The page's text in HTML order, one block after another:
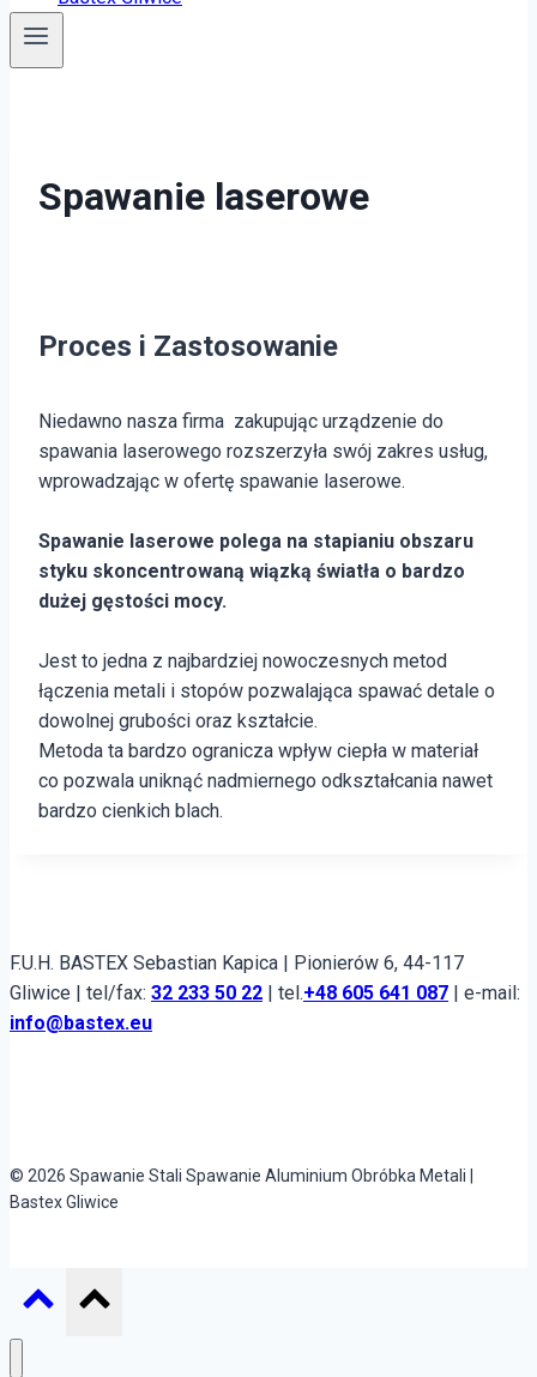
Spawanie laserowe
Proces i Zastosowanie
Niedawno nasza firma zakupując urządzenie do
spawania laserowego rozszerzyła swój zakres usług,
wprowadzając w ofertę spawanie laserowe.
Spawanie laserowe polega na stapianiu obszaru
styku skoncentrowaną wiązką światła o bardzo
dużej gęstości mocy.
Jest to jedna z najbardziej nowoczesnych metod
łączenia metali i stopów pozwalająca spawać detale o
dowolnej grubości oraz kształcie.
Metoda ta bardzo ogranicza wpływ ciepła w materiał
co pozwala uniknąć nadmiernego odkształcania nawet
bardzo cienkich blach.
F.U.H. BASTEX Sebastian Kapica | Pionierów 6, 44-117
Gliwice | tel/fax: 32 233 50 22 | tel.+48 605 641 087 | e-mail:
info@bastex.eu
© 2026 Spawanie Stali Spawanie Aluminium Obróbka Metali |
Bastex Gliwice